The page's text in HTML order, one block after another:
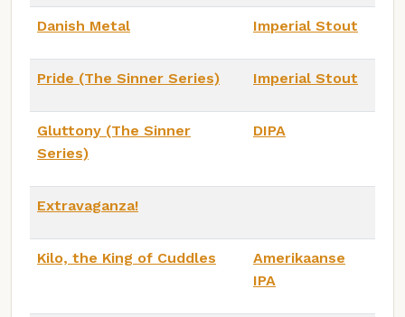
Danish Metal Imperial Stout
Pride (The Sinner Series) Imperial Stout
Gluttony (The Sinner
Series)
DIPA
Extravaganza!
Kilo, the King of Cuddles
Amerikaanse
IPA